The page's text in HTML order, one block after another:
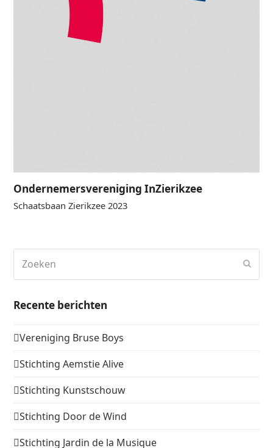
Ondernemersvereniging InZierikzee
Schaatsbaan Zierikzee 2023
Recente berichten
Vereniging Bruse Boys
Stichting Aemstie Alive
Stichting Kunstschouw
Stichting Door de Wind
Stichting Jardin de la Musique